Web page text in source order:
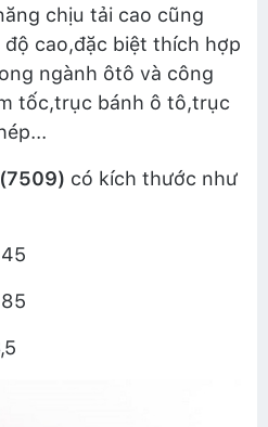
chịu tải cao cũng
cao,đặc biệt thích hợp
ngành ôtô và công
tốc,trục bánh ô tô,trục
có kích thước như